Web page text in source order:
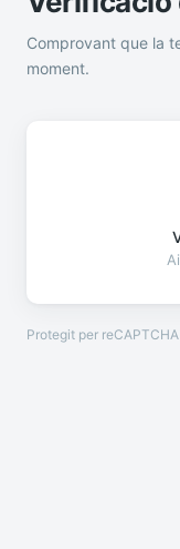
Comprovant que la
moment.
Protegit per reCAPTCHA